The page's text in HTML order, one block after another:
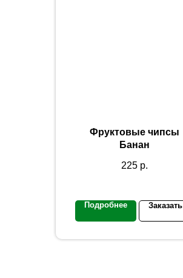
Фруктовые чипсы
Банан
225 р.
Подробнее Заказать